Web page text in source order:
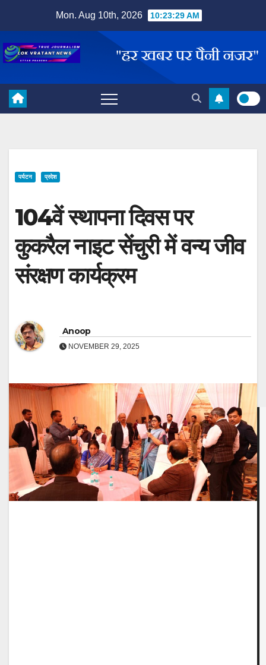
content
Mon. Aug 10th, 2026 10:23:30 AM
पर्यटन प्रदेश
104वें स्थापना दिवस पर
कुकरैल नाइट सेंचुरी में वन्य जीव
संरक्षण कार्यक्रम
Anoop
NOVEMBER 29, 2025